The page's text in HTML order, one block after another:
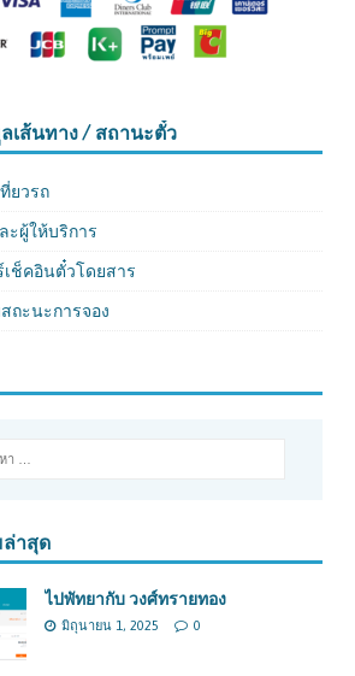
เส้นทาง / สถานะตั๋ว
ยวรถ
ะผู้ให้บริการ
เช็คอินตั๋วโดยสาร
ถะนะการจอง
าสุด
ไปพัทยากับ วงศ์ทรายทอง
มิถุนายน 1, 2025 0